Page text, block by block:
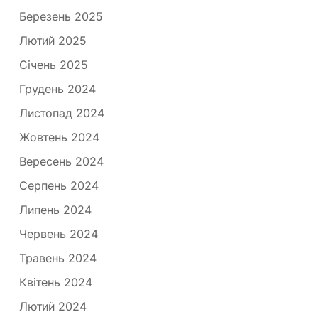
Березень 2025
Лютий 2025
Січень 2025
Грудень 2024
Листопад 2024
Жовтень 2024
Вересень 2024
Серпень 2024
Липень 2024
Червень 2024
Травень 2024
Квітень 2024
Лютий 2024